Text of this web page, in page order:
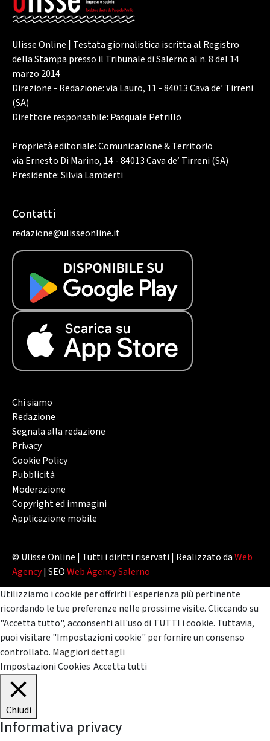
Ulisse Online | Testata giornalistica iscritta al Registro
della Stampa presso il Tribunale di Salerno al n. 8 del 14
marzo 2014
Direzione - Redazione: via Lauro, 11 - 84013 Cava de’ Tirreni
(SA)
Direttore responsabile: Pasquale Petrillo
Proprietà editoriale: Comunicazione & Territorio
via Ernesto Di Marino, 14 - 84013 Cava de’ Tirreni (SA)
Presidente: Silvia Lamberti
Contatti
redazione@ulisseonline.it
Chi siamo
Redazione
Segnala alla redazione
Privacy
Cookie Policy
Pubblicità
Moderazione
Copyright ed immagini
Applicazione mobile
© Ulisse Online | Tutti i diritti riservati | Realizzato daWeb
Agency| SEOWeb Agency Salerno
Utilizziamo i cookie per offrirti l'esperienza più pertinente
ricordando le tue preferenze nelle prossime visite. Cliccando su
"Accetta tutto", acconsenti all'uso di TUTTI i cookie. Tuttavia,
puoi visitare "Impostazioni cookie" per fornire un consenso
controllato. Maggiori dettagli
Impostazioni Cookies Accetta tutti
Chiudi
Informativa privacy